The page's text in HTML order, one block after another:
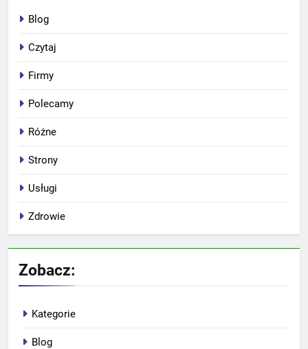
Blog
Czytaj
Firmy
Polecamy
Różne
Strony
Usługi
Zdrowie
Zobacz:
Kategorie
Blog